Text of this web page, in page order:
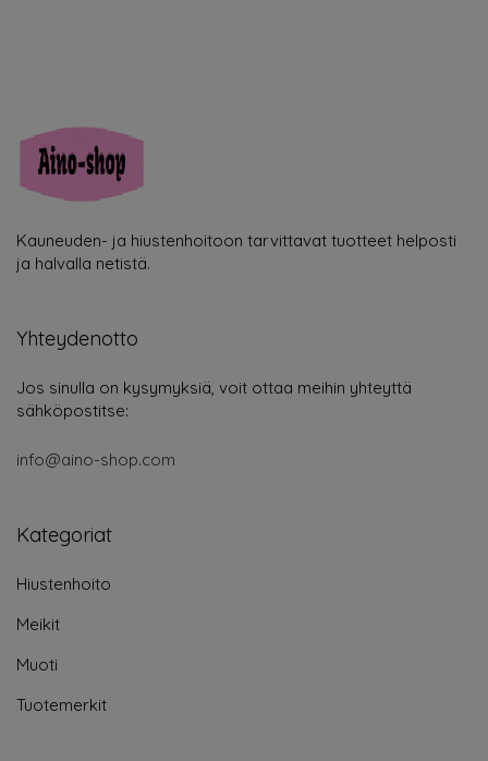
Kauneuden- ja hiustenhoitoon tarvittavat tuotteet helposti
ja halvalla netistä.
Yhteydenotto
Jos sinulla on kysymyksiä, voit ottaa meihin yhteyttä
sähköpostitse:
info@aino-shop.com
Kategoriat
Hiustenhoito
Meikit
Muoti
Tuotemerkit